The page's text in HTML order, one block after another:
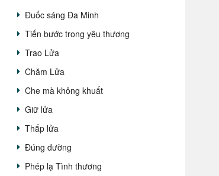
Đuốc sáng Đa Minh
Tiến bước trong yêu thương
Trao Lửa
Chăm Lửa
Che mà không khuất
Giữ lửa
Thắp lửa
Đúng đường
Phép lạ Tình thương